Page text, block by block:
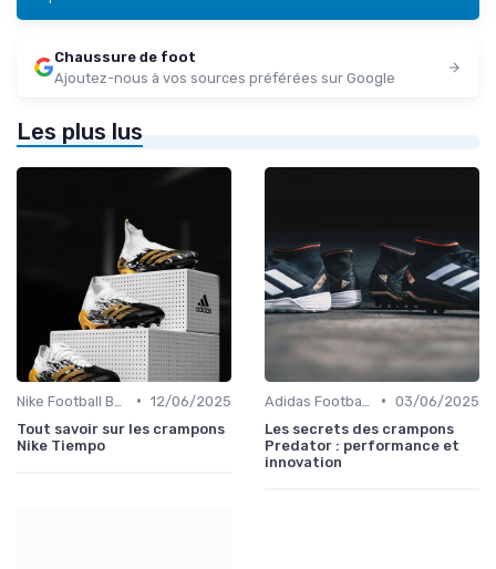
Chaussure de foot
Ajoutez-nous à vos sources préférées sur Google
Les plus lus
• 12/06/2025
Tout savoir sur les crampons
Nike Tiempo
• 03/06/2025
Les secrets des crampons
Predator : performance et
innovation